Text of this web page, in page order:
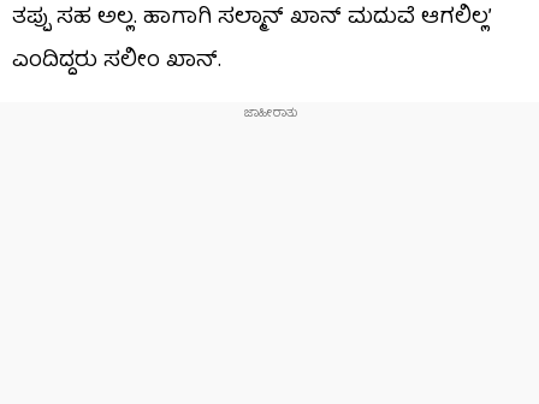
ತಪ್ಪು ಸಹ ಅಲ್ಲ. ಹಾಗಾಗಿ ಸಲ್ಮಾನ್ ಖಾನ್​ ಮದುವೆ ಆಗಲಿಲ್ಲ’
ಎಂದಿದ್ದರು ಸಲೀಂ ಖಾನ್.